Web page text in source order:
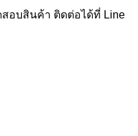
สอบสินค้า ติดต่อได้ที่ Line